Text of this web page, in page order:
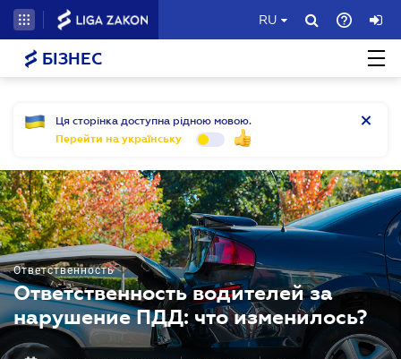
RU
БІЗНЕС
Ця сторінка доступна рідною мовою.
Перейти на українську
Ответственность
Ответственность водителей за
нарушение ПДД: что изменилось?